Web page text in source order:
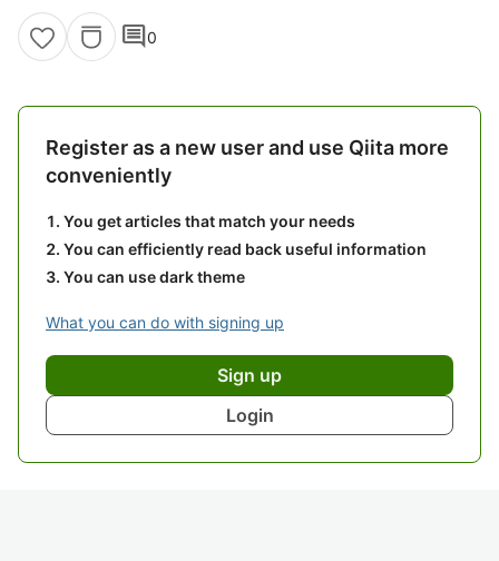
comment0
Register as a new user and use Qiita more
conveniently
You get articles that match your needs
You can efficiently read back useful information
You can use dark theme
What you can do with signing up
Sign up
Login